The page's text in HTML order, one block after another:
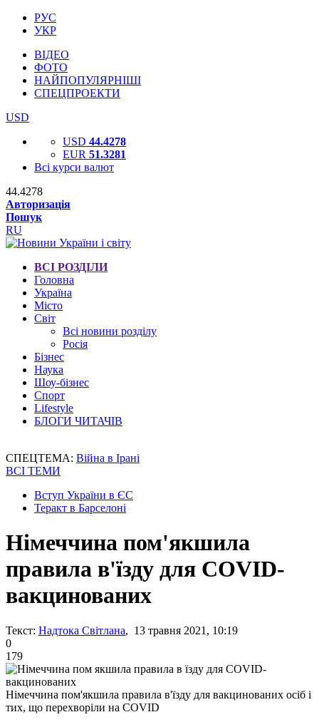
РУС
УКР
ВІДЕО
ФОТО
НАЙПОПУЛЯРНІШІ
СПЕЦПРОЕКТИ
USD
USD 44.4278
EUR 51.3281
Всі курси валют
44.4278
Авторизація
Пошук
RU
ВСІ РОЗДІЛИ
Головна
Україна
Місто
Світ
Всі новини розділу
Росія
Бізнес
Наука
Шоу-бізнес
Спорт
Lifestyle
БЛОГИ ЧИТАЧІВ
СПЕЦТЕМА: Війна в Ірані
ВСІ ТЕМИ
Вступ України в ЄС
Теракт в Барселоні
Німеччина пом'якшила
правила в'їзду для COVID-
вакцинованих
Текст: Надтока Світлана, 13 травня 2021, 10:19
0
179
Німеччина пом'якшила правила в'їзду для вакцинованих осіб і
тих, що перехворіли на COVID